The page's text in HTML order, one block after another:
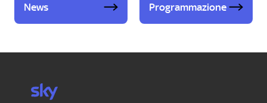
News Programmazione